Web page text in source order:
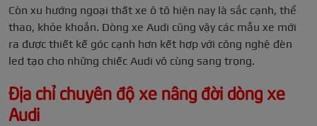
Còn xu hướng ngoại thất xe ô tô hiện nay là sắc cạnh, thể
thao, khỏe khoắn. Dòng xe Audi cũng vậy các mẫu xe mới
ra được thiết kế góc cạnh hơn kết hợp với công nghệ đèn
led tạo cho những chiếc Audi vô cùng sang trọng.
Địa chỉ chuyên độ xe nâng đời dòng xe
Audi